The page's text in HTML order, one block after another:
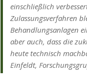
einschließlich
Zulassungsverfahren
Behandlungsanlagen
aber auch, dass die
heute technisch
Einfeldt,